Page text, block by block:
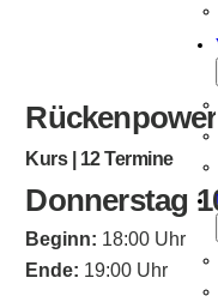
Kurs | 12 Termine
Donnerstag
Beginn: 18:00 Uhr
Ende: 19:00 Uhr